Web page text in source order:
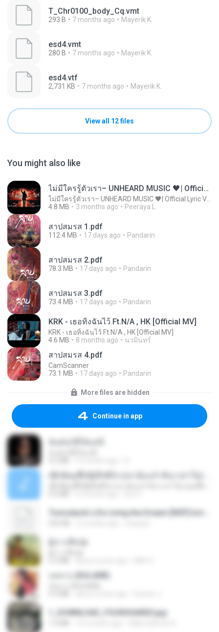
T_Chr0100_body_Cq.vmt
293 B 7 months ago Mayerik K.
esd4.vmt
280 B 7 months ago Mayerik K.
esd4.vtf
2,731 KB 7 months ago Mayerik K.
View all 12 files
You might also like
ไม่มีใครรู้ตัวเรา– UNHEARD MUSIC 🖤| Official Lyric Video | เพลงสู้ชีวิต
4.8 MB
3 months ago Peeraya L.
สาปสมรส 1.pdf
112.4 MB 17 days ago Pandarin
สาปสมรส 2.pdf
78.3 MB 17 days ago Pandarin
สาปสมรส 3.pdf
73.4 MB 17 days ago Pandarin
KRK - เธอทิ้งฉันไว้ Ft.N/A , HK [Official MV]
KRK - เธอทิ้งฉันไว้ Ft.N/A , HK [Official MV]
4.6 MB
8 months ago นวมินทร์
สาปสมรส 4.pdf
CamScanner
73.1 MB
17 days ago Pandarin
More files are hidden
Continue in app
กุหลาบ (KULARB)
1_DOWNLOAD_FOURSHARED.jpg